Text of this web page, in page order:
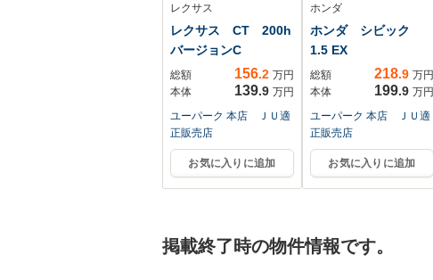
レクサス
レクサス CT 200h
バージョンC
総額 156.2 万円
本体
139.9 万円
ユーパーク 本店 ＪＵ適
正販売店
お気に入りに追加
ホンダ
ホンダ シビック
1.5 EX
総額 218.9 万円
本体
199.9 万円
ユーパーク 本店 ＪＵ適
正販売店
お気に入りに追加
掲載終了時の物件情報です。